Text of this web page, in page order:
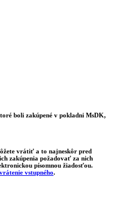
boli zakúpené v pokladni MsDK,
vrátiť a to najneskôr pred
zakúpenia požadovať za nich
písomnou žiadosťou.
vstupného.